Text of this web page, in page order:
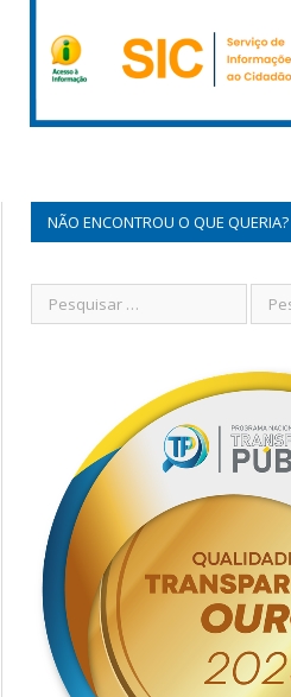
NÃO ENCONTROU O QUE QUERIA?